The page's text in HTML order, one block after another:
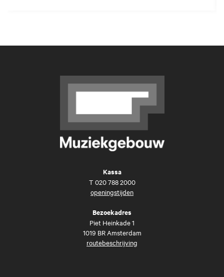
Kassa
T 020 788 2000
openingstijden
Bezoekadres
Piet Heinkade 1
1019 BR Amsterdam
routebeschrijving